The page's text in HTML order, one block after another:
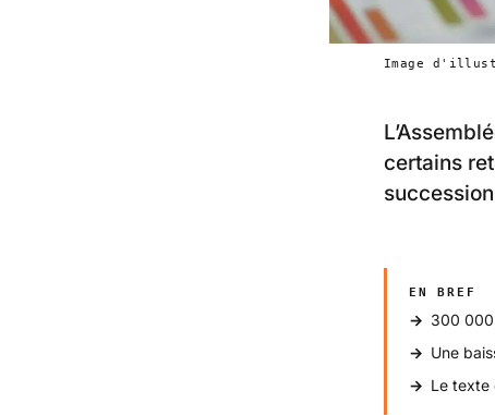
Image
certains
EN BREF
300 000
Une
Le texte